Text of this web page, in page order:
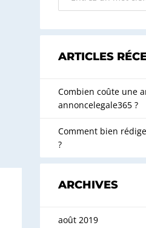
ARTICLES
Combien coûte une
annoncelegale365 ?
Comment bien
?
ARCHIVES
août 2019